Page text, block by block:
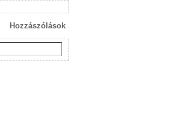
Hozzászólások